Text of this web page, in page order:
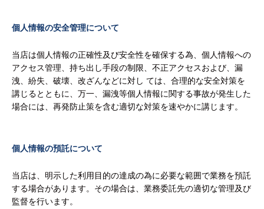
個人情報の安全管理について
当店は個人情報の正確性及び安全性を確保する為、個人情報への
アクセス管理、持ち出し手段の制限、不正アクセスおよび、漏
洩、紛失、破壊、改ざんなどに対し ては、合理的な安全対策を
講じるとともに、万一、漏洩等個人情報に関する事故が発生した
場合には、再発防止策を含む適切な対策を速やかに講じます。
個人情報の預託について
当店は、明示した利用目的の達成の為に必要な範囲で業務を預託
する場合があります。その場合は、業務委託先の適切な管理及び
監督を行います。